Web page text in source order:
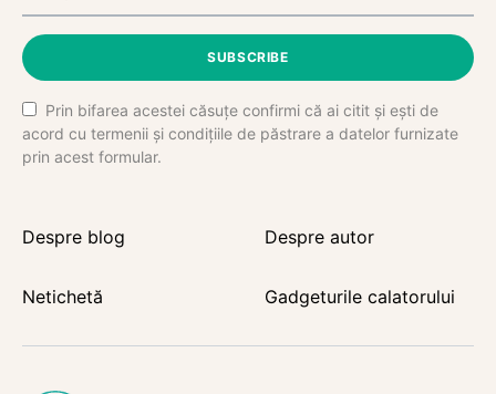
SUBSCRIBE
Prin bifarea acestei căsuțe confirmi că ai citit și ești de
acord cu termenii și condițiile de păstrare a datelor furnizate
prin acest formular.
Despre blog Despre autor
Netichetă Gadgeturile calatorului